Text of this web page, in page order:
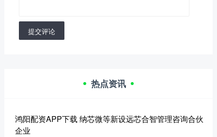
提交评论
热点资讯
鸿阳配资APP下载 纳芯微等新设远芯合智管理咨询合伙
企业